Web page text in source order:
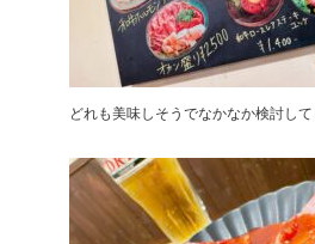
どれも美味しそうでなかなか検討して